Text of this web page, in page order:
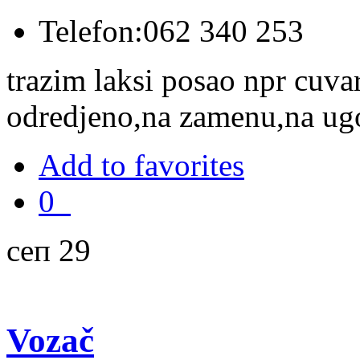
Telefon:062 340 253
trazim laksi posao npr
odredjeno,na zamenu,na
Add to favorites
0
сеп 29
Vozač